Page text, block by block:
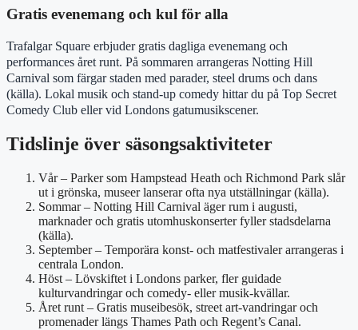
Gratis evenemang och kul för alla
Trafalgar Square erbjuder gratis dagliga evenemang och
performances året runt. På sommaren arrangeras Notting Hill
Carnival som färgar staden med parader, steel drums och dans
(källa). Lokal musik och stand-up comedy hittar du på Top Secret
Comedy Club eller vid Londons gatumusikscener.
Tidslinje över säsongsaktiviteter
Vår – Parker som Hampstead Heath och Richmond Park slår
ut i grönska, museer lanserar ofta nya utställningar (källa).
Sommar – Notting Hill Carnival äger rum i augusti,
marknader och gratis utomhuskonserter fyller stadsdelarna
(källa).
September – Temporära konst- och matfestivaler arrangeras i
centrala London.
Höst – Lövskiftet i Londons parker, fler guidade
kulturvandringar och comedy- eller musik-kvällar.
Året runt – Gratis museibesök, street art-vandringar och
promenader längs Thames Path och Regent’s Canal.